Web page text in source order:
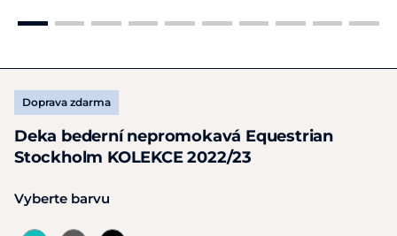
Doprava zdarma
Deka bederní nepromokavá Equestrian
Stockholm KOLEKCE 2022/23
Vyberte barvu